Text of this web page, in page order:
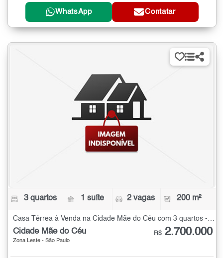
WhatsApp Contatar
3 quartos 1 suíte 2 vagas 200 m²
Cidade Mãe do Céu
Zona Leste - São Paulo
R$ 2.700.000